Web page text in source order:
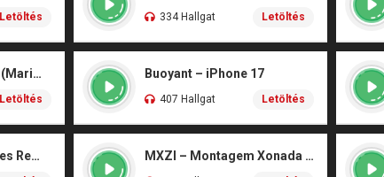
Letöltés 334 Hallgat Letöltés
No Batidao – Phonk (Marimba)
Letöltés
Buoyant – iPhone 17
407 Hallgat Letöltés
iPhone 17 – Goodbyes Remix MXZI – Montagem Xonada (iPhone)